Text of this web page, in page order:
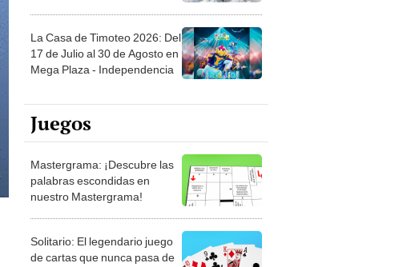
La Casa de Timoteo 2026: Del
17 de Julio al 30 de Agosto en
Mega Plaza - Independencia
Juegos
Mastergrama: ¡Descubre las
palabras escondidas en
nuestro Mastergrama!
Solitario: El legendario juego
de cartas que nunca pasa de